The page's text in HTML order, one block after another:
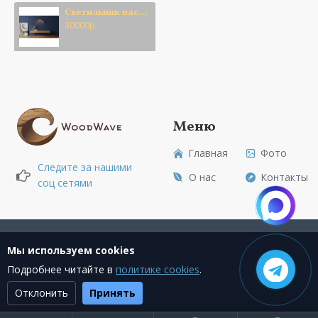
кабелем внутри. Это позволяет выставить высоту
подвеса.
· Длина: 0,6 метра(600 мм)
несут с собой мягкий свет и волшебство. Их небольшие
размеры делают их универсальным инструментом
декора: можно разместить один, как сдержанный штрих
или собрать целую россыпь на стене, создавая
собственное созвездие.
Закажите свой Месяц - и пусть каждый ваш вечер будет
Светильник настенный Месяц
30000р.
Следите за нашими
соц сетями
Меню
Главная
О нас
Фото
Контакты
Текущее состояние cookie:не выбрано
Мы используем cookies
Подробнее читайте в политике cookies.
Отклонить
Принять